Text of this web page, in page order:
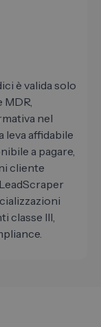
è valida solo
MDR,
nel
leva affidabile
a pagare,
cliente
classe III,